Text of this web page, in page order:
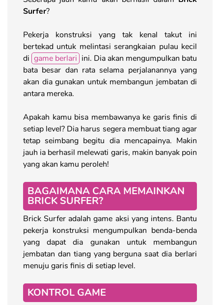
Surfer?
Pekerja konstruksi yang tak kenal takut ini
bertekad untuk melintasi serangkaian pulau kecil
di game berlari ini. Dia akan mengumpulkan batu
bata besar dan rata selama perjalanannya yang
akan dia gunakan untuk membangun jembatan di
antara mereka.
Apakah kamu bisa membawanya ke garis finis di
setiap level? Dia harus segera membuat tiang agar
tetap seimbang begitu dia mencapainya. Makin
jauh ia berhasil melewati garis, makin banyak poin
yang akan kamu peroleh!
BAGAIMANA CARA MEMAINKAN
BRICK SURFER?
Brick Surfer adalah game aksi yang intens. Bantu
pekerja konstruksi mengumpulkan benda-benda
yang dapat dia gunakan untuk membangun
jembatan dan tiang yang berguna saat dia berlari
menuju garis finis di setiap level.
KONTROL GAME